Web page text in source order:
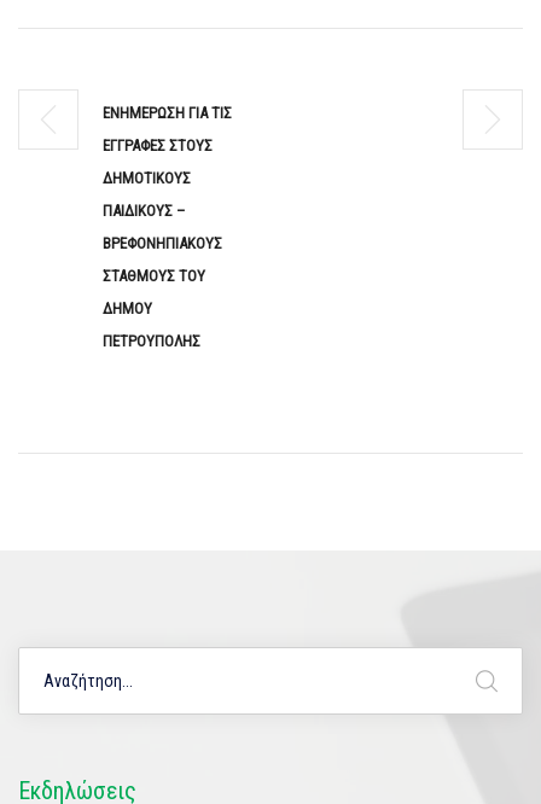
ΕΝΗΜΕΡΩΣΗ ΓΙΑ ΤΙΣ
ΕΓΓΡΑΦΕΣ ΣΤΟΥΣ
ΔΗΜΟΤΙΚΟΥΣ
ΠΑΙΔΙΚΟΥΣ –
ΒΡΕΦΟΝΗΠΙΑΚΟΥΣ
ΣΤΑΘΜΟΥΣ ΤΟΥ
ΔΗΜΟΥ
ΠΕΤΡΟΥΠΟΛΗΣ
Εκδηλώσεις